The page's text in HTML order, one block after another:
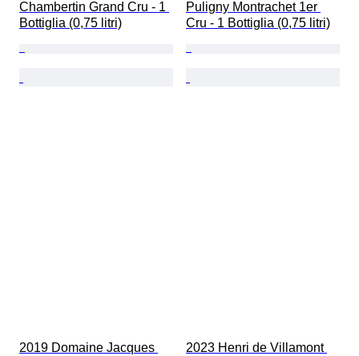
Chambertin Grand Cru - 1
Bottiglia (0,75 litri)
Puligny Montrachet 1er
Cru - 1 Bottiglia (0,75 litri)
2019 Domaine Jacques
2023 Henri de Villamont